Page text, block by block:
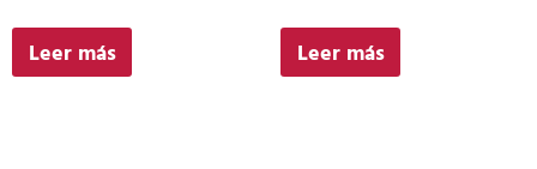
Leer más Leer más